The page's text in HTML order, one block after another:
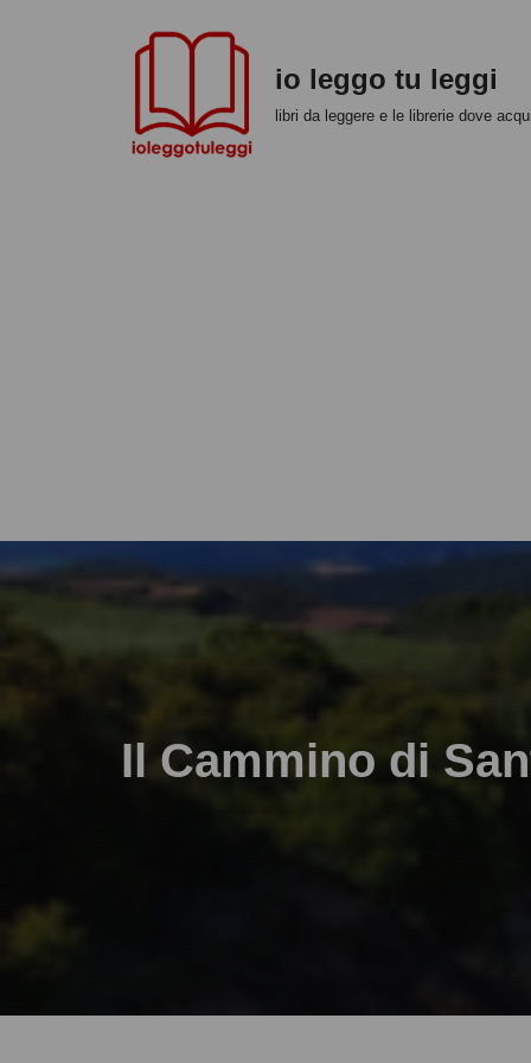
io leggo tu leggi
libri da leggere e le librerie dove
Il Cammino di